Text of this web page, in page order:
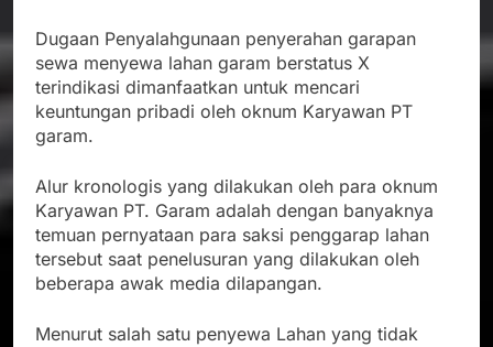
Dugaan Penyalahgunaan penyerahan garapan
sewa menyewa lahan garam berstatus X
terindikasi dimanfaatkan untuk mencari
keuntungan pribadi oleh oknum Karyawan PT
garam.
Alur kronologis yang dilakukan oleh para oknum
Karyawan PT. Garam adalah dengan banyaknya
temuan pernyataan para saksi penggarap lahan
tersebut saat penelusuran yang dilakukan oleh
beberapa awak media dilapangan.
Menurut salah satu penyewa Lahan yang tidak